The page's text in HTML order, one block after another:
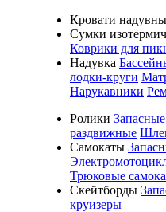
Кровати
Cумки
Коврики для
Надувка
лодки-круги
Нарукавники
Ролики
раздвижные
Самокаты
Трюковые
Скейтборды
круизеры